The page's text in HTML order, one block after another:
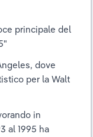
principale del
dove
per la Walt
in
al 1995 ha